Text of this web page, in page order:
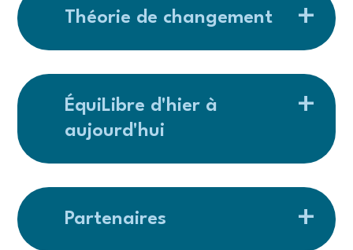
Théorie de changement
ÉquiLibre d'hier à
aujourd'hui
Partenaires